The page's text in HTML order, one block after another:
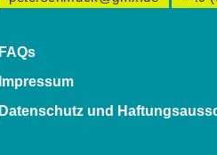
FAQs
Impressum
Datenschutz und